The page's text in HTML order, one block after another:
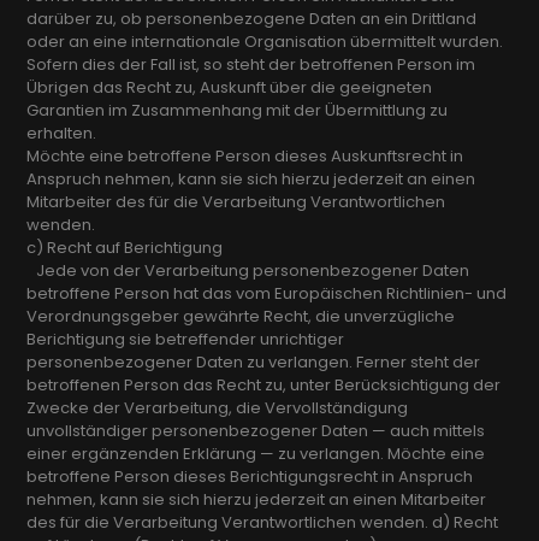
darüber zu, ob personenbezogene Daten an ein Drittland
oder an eine internationale Organisation übermittelt wurden.
Sofern dies der Fall ist, so steht der betroffenen Person im
Übrigen das Recht zu, Auskunft über die geeigneten
Garantien im Zusammenhang mit der Übermittlung zu
erhalten.
Möchte eine betroffene Person dieses Auskunftsrecht in
Anspruch nehmen, kann sie sich hierzu jederzeit an einen
Mitarbeiter des für die Verarbeitung Verantwortlichen
wenden.
c) Recht auf Berichtigung
Jede von der Verarbeitung personenbezogener Daten
betroffene Person hat das vom Europäischen Richtlinien- und
Verordnungsgeber gewährte Recht, die unverzügliche
Berichtigung sie betreffender unrichtiger
personenbezogener Daten zu verlangen. Ferner steht der
betroffenen Person das Recht zu, unter Berücksichtigung der
Zwecke der Verarbeitung, die Vervollständigung
unvollständiger personenbezogener Daten — auch mittels
einer ergänzenden Erklärung — zu verlangen. Möchte eine
betroffene Person dieses Berichtigungsrecht in Anspruch
nehmen, kann sie sich hierzu jederzeit an einen Mitarbeiter
des für die Verarbeitung Verantwortlichen wenden. d) Recht